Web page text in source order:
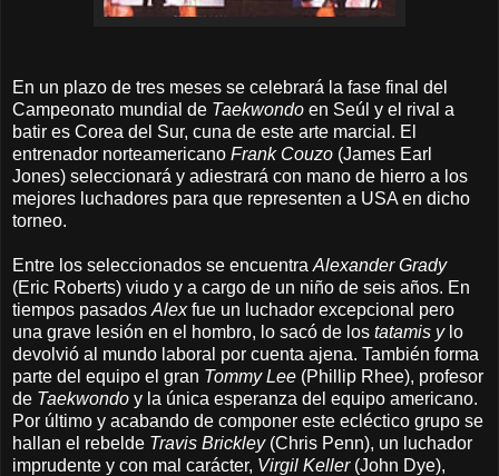
En un plazo de tres meses se celebrará la fase final del
Campeonato mundial de Taekwondo en Seúl y el rival a
batir es Corea del Sur, cuna de este arte marcial. El
entrenador norteamericano Frank Couzo (James Earl
Jones) seleccionará y adiestrará con mano de hierro a los
mejores luchadores para que representen a USA en dicho
torneo.
Entre los seleccionados se encuentra Alexander Grady
(Eric Roberts) viudo y a cargo de un niño de seis años. En
tiempos pasados Alexfue un luchador excepcional pero
una grave lesión en el hombro, lo sacó de los tatamis y lo
devolvió al mundo laboral por cuenta ajena. También forma
parte del equipo el gran Tommy Lee (Phillip Rhee), profesor
de Taekwondo y la única esperanza del equipo americano.
Por último y acabando de componer este ecléctico grupo se
hallan el rebelde Travis Brickley(Chris Penn), un luchador
imprudente y con mal carácter, Virgil Keller(John Dye),